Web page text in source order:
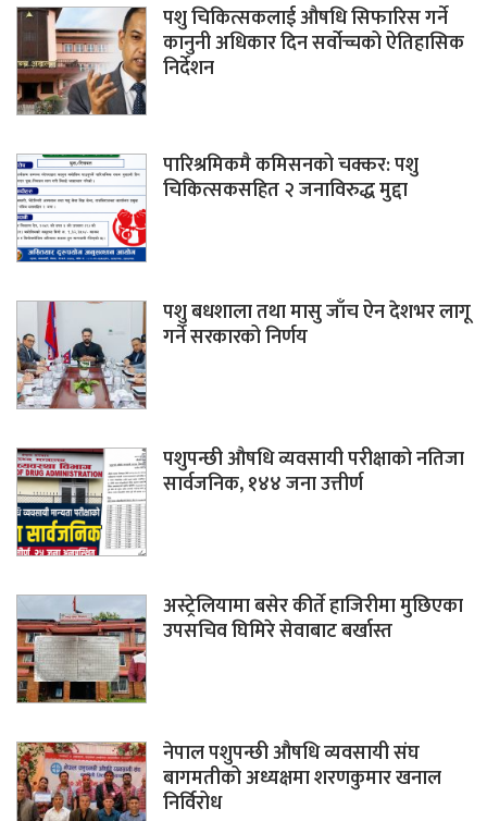
पशु चिकित्सकलाई औषधि सिफारिस गर्ने
कानुनी अधिकार दिन सर्वोच्चको ऐतिहासिक
निर्देशन
पारिश्रमिकमै कमिसनको चक्कर: पशु
चिकित्सकसहित २ जनाविरुद्ध मुद्दा
पशु बधशाला तथा मासु जाँच ऐन देशभर लागू
गर्ने सरकारको निर्णय
पशुपन्छी औषधि व्यवसायी परीक्षाको नतिजा
सार्वजनिक, १४४ जना उत्तीर्ण
अस्ट्रेलियामा बसेर कीर्ते हाजिरीमा मुछिएका
उपसचिव घिमिरे सेवाबाट बर्खास्त
नेपाल पशुपन्छी औषधि व्यवसायी संघ
बागमतीको अध्यक्षमा शरणकुमार खनाल
निर्विरोध